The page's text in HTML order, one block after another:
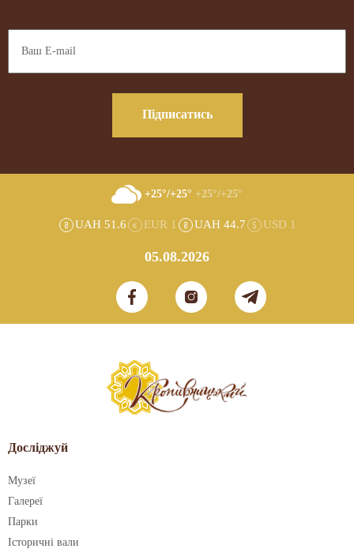
Підписатись
+25°/+25° +25°/+25°
UAH 51.6 EUR 1 UAH 44.7 USD 1
05.08.2026
Досліджуй
Музеї
Галереї
Парки
Історичні вали